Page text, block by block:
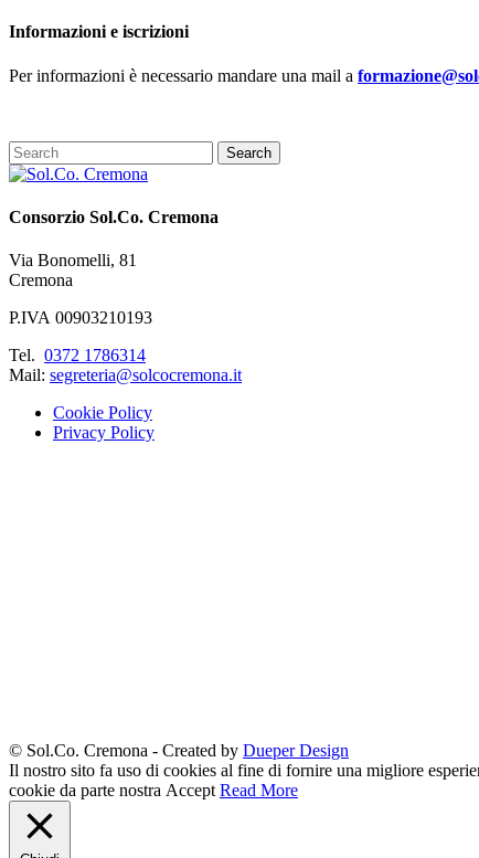
Informazioni e iscrizioni
Per informazioni è necessario mandare una mail a
Consorzio Sol.Co. Cremona
Via Bonomelli, 81
Cremona
P.IVA 00903210193
Tel. 0372 1786314
Mail: segreteria@solcocremona.it
Cookie Policy
Privacy Policy
© Sol.Co. Cremona - Created by Dueper Design
Il nostro sito fa uso di cookies al fine di fornire una migliore
cookie da parte nostra Accept Read More